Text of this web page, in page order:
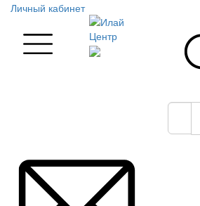
Личный кабинет